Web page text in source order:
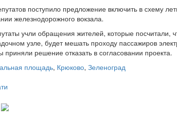
поступило предложение включить в схему
железнодорожного вокзала.
учли обращения жителей, которые посчитали,
узле, будет мешать проходу пассажиров
приняли решение отказать в согласовании проекта.
площадь, Крюково, Зеленоград